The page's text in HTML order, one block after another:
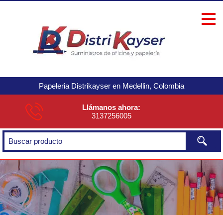
Papeleria Distrikayser en Medellin, Colombia
Llámanos ahora:
3137256005